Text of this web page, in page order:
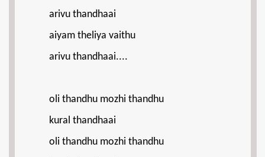
arivu thandhaai
aiyam theliya vaithu
arivu thandhaai....
oli thandhu mozhi thandhu
kural thandhaai
oli thandhu mozhi thandhu